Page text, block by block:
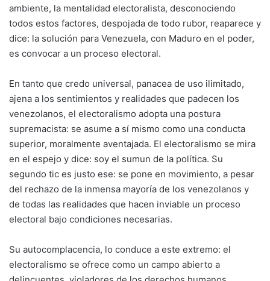
ambiente, la mentalidad electoralista, desconociendo
todos estos factores, despojada de todo rubor, reaparece y
dice: la solución para Venezuela, con Maduro en el poder,
es convocar a un proceso electoral.
En tanto que credo universal, panacea de uso ilimitado,
ajena a los sentimientos y realidades que padecen los
venezolanos, el electoralismo adopta una postura
supremacista: se asume a sí mismo como una conducta
superior, moralmente aventajada. El electoralismo se mira
en el espejo y dice: soy el sumun de la política. Su
segundo tic es justo ese: se pone en movimiento, a pesar
del rechazo de la inmensa mayoría de los venezolanos y
de todas las realidades que hacen inviable un proceso
electoral bajo condiciones necesarias.
Su autocomplacencia, lo conduce a este extremo: el
electoralismo se ofrece como un campo abierto a